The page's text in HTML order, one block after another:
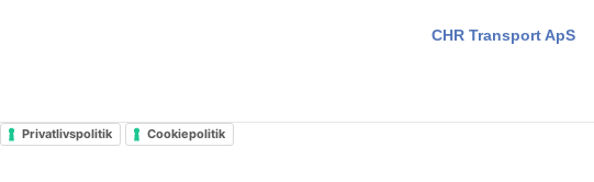
CHR Transport ApS
Privatlivspolitik Cookiepolitik